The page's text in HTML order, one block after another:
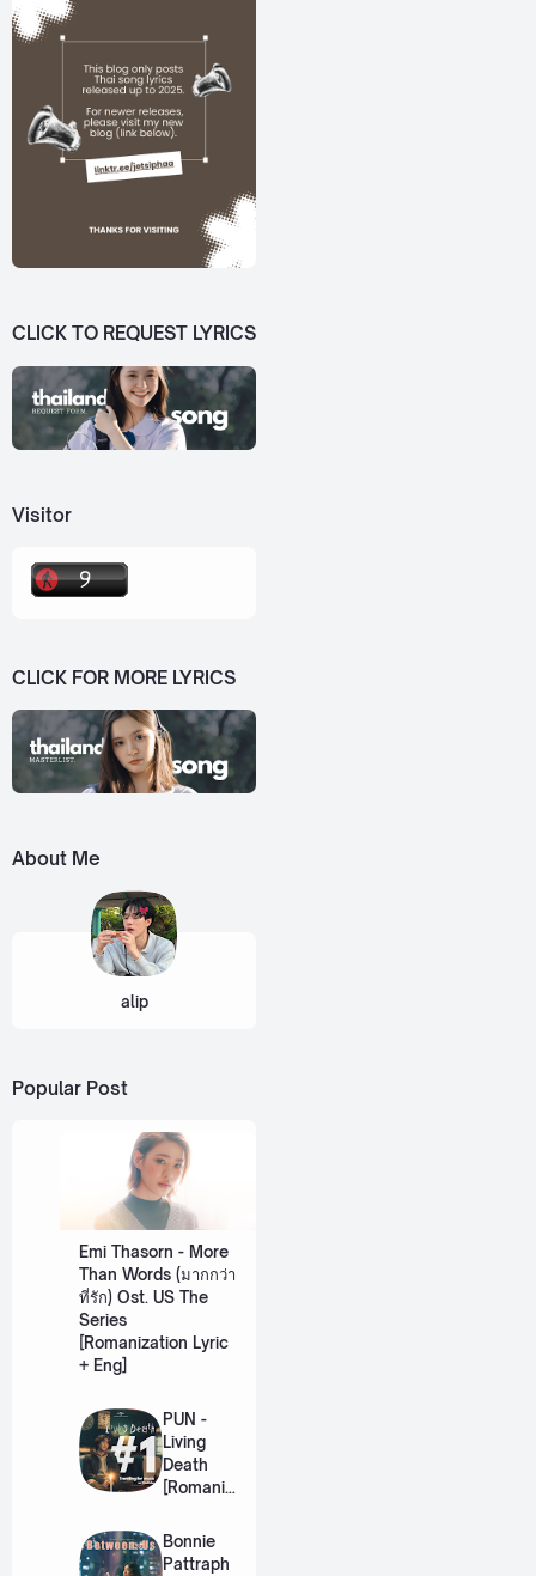
CLICK TO REQUEST LYRICS
Visitor
CLICK FOR MORE LYRICS
About Me
alip
Popular Post
Emi Thasorn - More
Than Words (มากกว่า
ที่รัก) Ost. US The
Series
[Romanization Lyric
+ Eng]
PUN -
Living
Death
[Romaniz
Lyric +
Eng]
Bonnie
Pattraph